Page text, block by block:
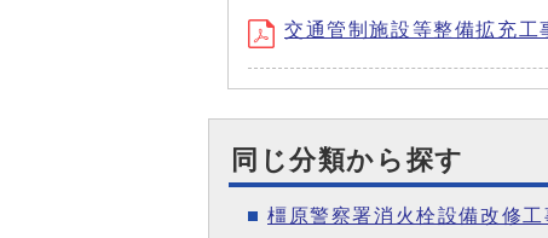
交通管制施設等整備拡充
同じ分類から探す
橿原警察署消火栓設備改修工